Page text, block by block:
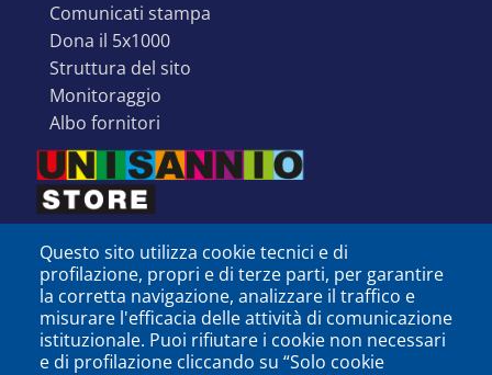
07:00 am Scuola internazionale HIMASS 2026
07:00 am Campionati Nazionali di Tennis ANCIU 2026
comunicati stampa
dona il 5x1000
struttura del sito
monitoraggio
albo fornitori
Questo sito utilizza cookie tecnici e di
profilazione, propri e di terze parti, per garantire
la corretta navigazione, analizzare il traffico e
misurare l'efficacia delle attività di comunicazione
istituzionale. Puoi rifiutare i cookie non necessari
e di profilazione cliccando su “Solo cookie